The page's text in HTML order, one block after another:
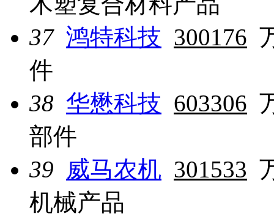
37 鸿特科技 300176
件
38 华懋科技 603306
部件
39 威马农机 301533
机械产品